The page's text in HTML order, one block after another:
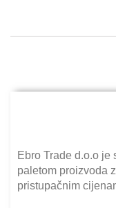
Ebro Trade d.o.o je
paletom proizvoda
pristupačnim